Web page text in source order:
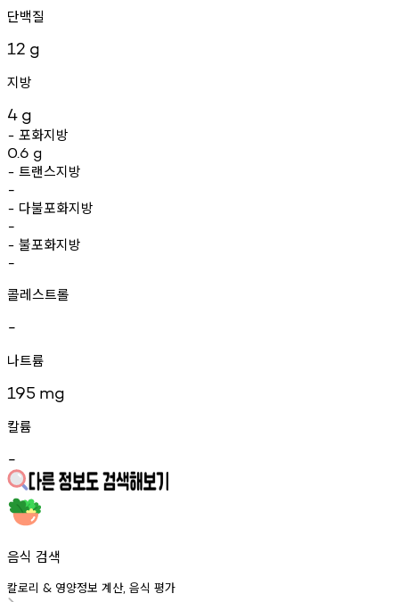
단백질
12 g
지방
4 g
- 포화지방
0.6 g
- 트랜스지방
-
- 다불포화지방
-
- 불포화지방
-
콜레스트롤
-
나트륨
195 mg
칼륨
-
음식 검색
칼로리 & 영양정보 계산, 음식 평가